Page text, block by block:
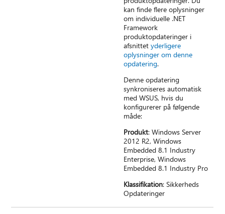
kan finde flere oplysninger
om individuelle .NET
Framework
produktopdateringer i
afsnittetyderligere
oplysninger om denne
opdatering.
Denne opdatering
synkroniseres automatisk
med WSUS, hvis du
konfigurerer på følgende
måde:
Produkt: Windows Server
2012 R2, Windows
Embedded 8.1 Industry
Enterprise, Windows
Embedded 8.1 Industry Pro
Klassifikation: Sikkerheds
Opdateringer